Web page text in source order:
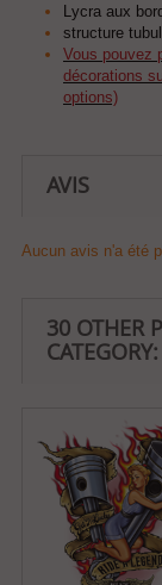
Lycra aux
structure
Vous pouvez
décorations
options)
AVIS
Aucun avis n'a été
30 OTHER
CATEGORY: